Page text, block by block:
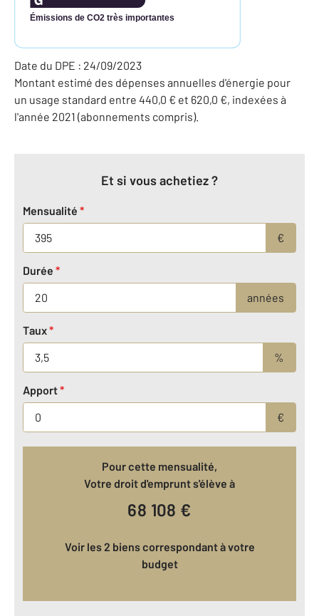
Émissions de CO2 très importantes
Date du DPE : 24/09/2023
Montant estimé des dépenses annuelles d'énergie pour
un usage standard entre 440,0 € et 620,0 €, indexées à
l'année 2021 (abonnements compris).
Et si vous achetiez ?
Mensualité *
€
Durée *
années
Taux*
%
Apport*
€
Pour cette mensualité,
Votre droit d'emprunt s'élève à
68 108 €
Voir les 2 biens correspondant à votre
budget